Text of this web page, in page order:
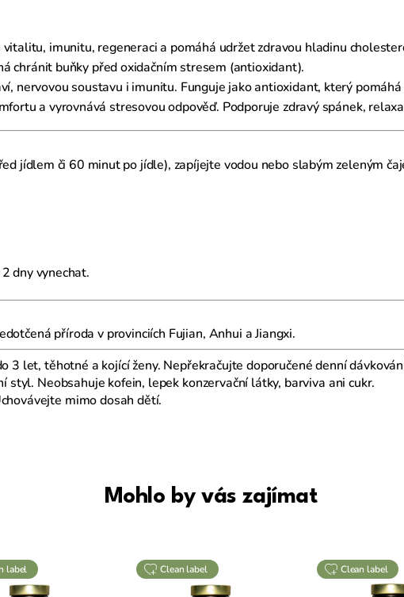
imunitu, regeneraci a pomáhá udržet zdravou hladinu
chránit buňky před oxidačním stresem (antioxidant).
nervovou soustavu i imunitu. Funguje jako antioxidant, který
a vyrovnává stresovou odpověď. Podporuje zdravý spánek,
jídlem či 60 minut po jídle), zapíjejte vodou nebo slabým zeleným
dny vynechat.
příroda v provinciích Fujian, Anhui a Jiangxi.
3 let, těhotné a kojící ženy. Nepřekračujte doporučené denní
styl. Neobsahuje kofein, lepek konzervační látky, barviva ani cukr.
mimo dosah dětí.
Mohlo by vás zajímat
label clean label clean label